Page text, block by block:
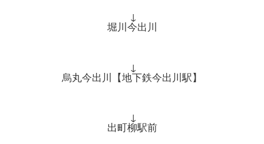
↓
堀川今出川
↓
烏丸今出川【地下鉄今出川駅】
↓
出町柳駅前